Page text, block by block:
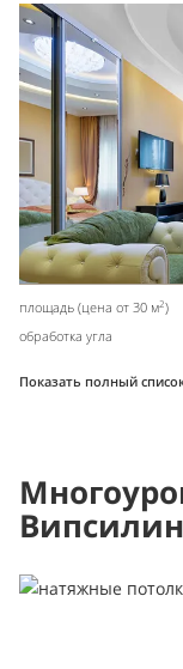
площадь (цена от 30 м2)
обработка угла
Показать полный